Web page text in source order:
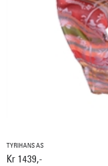
TYRIHANS AS
Kr 1439,-